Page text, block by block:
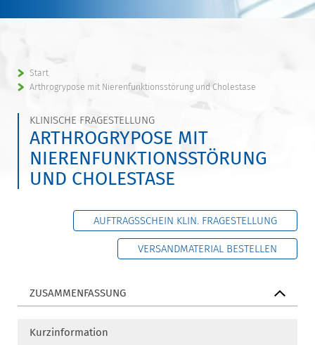
Start
Arthrogrypose mit Nierenfunktionsstörung und Cholestase
KLINISCHE FRAGESTELLUNG
ARTHROGRYPOSE MIT
NIERENFUNKTIONSSTÖRUNG
UND CHOLESTASE
AUFTRAGSSCHEIN KLIN. FRAGESTELLUNG
VERSANDMATERIAL BESTELLEN
ZUSAMMENFASSUNG
Kurzinformation